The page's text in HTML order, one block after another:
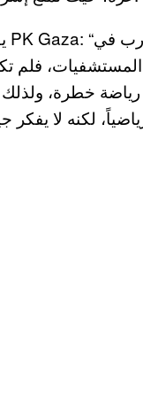
فلم
رياضة خطرة،